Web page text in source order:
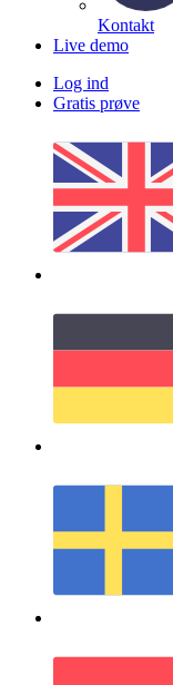
Kontakt
Live demo
Log ind
Gratis prøve